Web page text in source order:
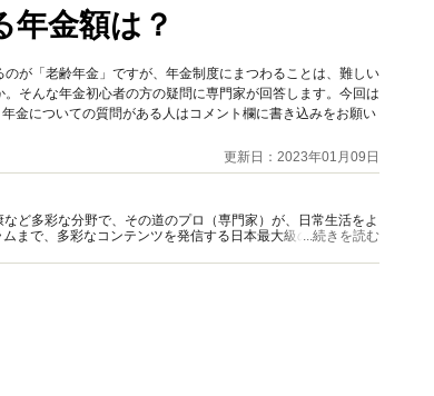
年金額は？
が「老齢年金」ですが、年金制度にまつわることは、難しい
そんな年金初心者の方の疑問に専門家が回答します。今回は
金についての質問がある人はコメント欄に書き込みをお願い
更新日：2023年01月09日
ど多彩な分野で、その道のプロ（専門家）が、日常生活をよ
まで、多彩なコンテンツを発信する日本最大級の総合情報サ
...続きを読む